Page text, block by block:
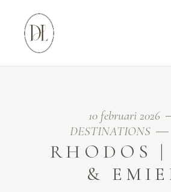
10 februari 2026
DESTINATIONS
RHODOS
&